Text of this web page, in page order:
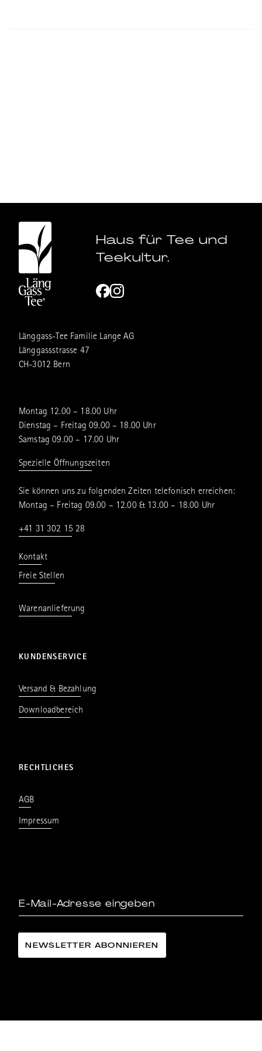
Haus für Tee und
Teekultur.
Länggass-Tee Familie Lange AG
Länggassstrasse 47
CH-3012 Bern
Montag 12.00 – 18.00 Uhr
Dienstag – Freitag 09.00 – 18.00 Uhr
Samstag 09.00 – 17.00 Uhr
Spezielle Öffnungszeiten
Sie können uns zu folgenden Zeiten telefonisch erreichen:
Montag – Freitag 09.00 – 12.00 & 13.00 – 18.00 Uhr
+41 31 302 15 28
Kontakt
Freie Stellen
Warenanlieferung
KUNDENSERVICE
Versand & Bezahlung
Downloadbereich
RECHTLICHES
AGB
Impressum